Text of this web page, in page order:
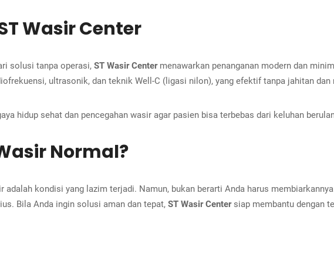
Wasir Center
solusi tanpa operasi, ST Wasir Centermenawarkan penanganan modern dan
ultrasonik, dan teknik Well-C (ligasi nilon), yang efektif tanpa jahitan
hidup sehat dan pencegahan wasir agar pasien bisa terbebas dari keluhan
Normal?
adalah kondisi yang lazim terjadi. Namun, bukan berarti Anda harus
Bila Anda ingin solusi aman dan tepat, ST Wasir Centersiap membantu dengan